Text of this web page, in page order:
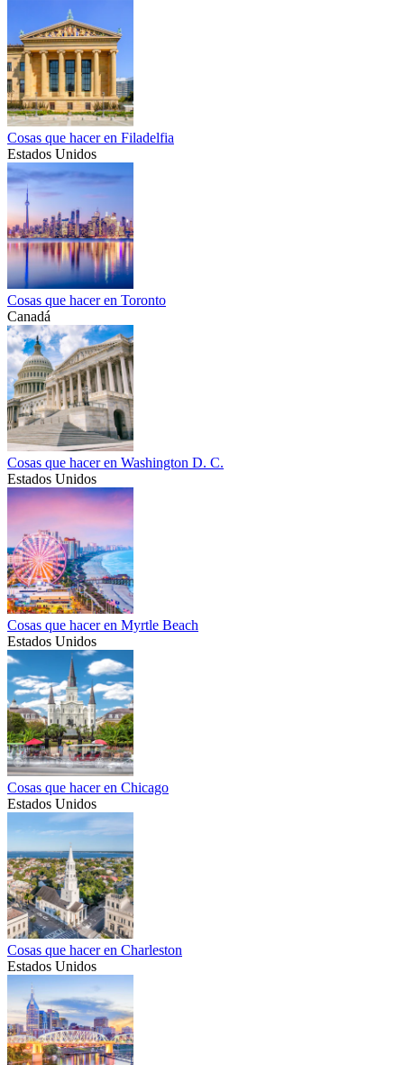
Cosas que hacer en Filadelfia
Estados Unidos
Cosas que hacer en Toronto
Canadá
Cosas que hacer en Washington D. C.
Estados Unidos
Cosas que hacer en Myrtle Beach
Estados Unidos
Cosas que hacer en Chicago
Estados Unidos
Cosas que hacer en Charleston
Estados Unidos